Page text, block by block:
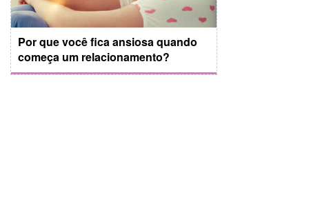
Por que você fica ansiosa quando
começa um relacionamento?